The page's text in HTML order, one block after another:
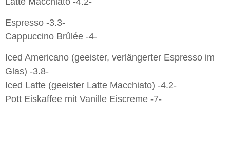
Espresso -3.3-
Cappuccino Brûlée -4-
Iced Americano (geeister, verlängerter Espresso im
Glas) -3.8-
Iced Latte (geeister Latte Macchiato) -4.2-
Pott Eiskaffee mit Vanille Eiscreme -7-